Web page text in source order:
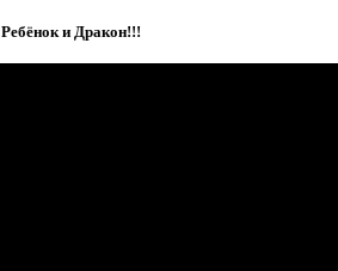
Ребёнок и Дракон!!!